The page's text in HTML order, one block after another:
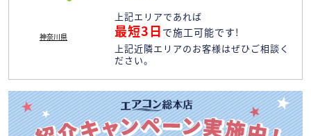
神奈川県
上記エリアであれば
最短3日 で施工可能です!
上記近隣エリアのお客様はぜひご相談く
ださい。